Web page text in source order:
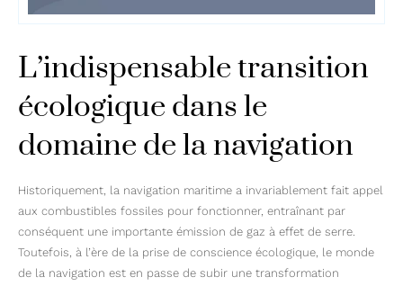
L’indispensable transition
écologique dans le
domaine de la navigation
Historiquement, la navigation maritime a invariablement fait appel
aux combustibles fossiles pour fonctionner, entraînant par
conséquent une importante émission de gaz à effet de serre.
Toutefois, à l’ère de la prise de conscience écologique, le monde
de la navigation est en passe de subir une transformation